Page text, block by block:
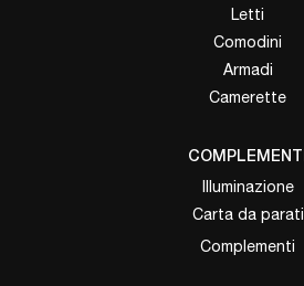
Letti
Comodini
Armadi
Camerette
COMPLEMENTI
Illuminazione
Carta da parati
Complementi